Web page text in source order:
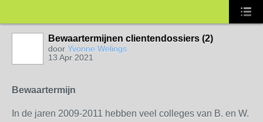
Bewaartermijnen clientendossiers (2)
door Yvonne Welings
13 Apr 2021
Bewaartermijn
In de jaren 2009-2011 hebben veel colleges van B. en W.